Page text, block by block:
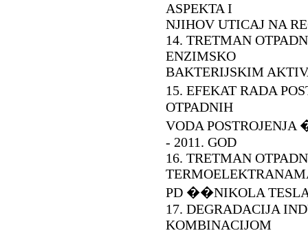
ASPEKTA I
NJIHOV UTICAJ NA
14. TRETMAN
ENZIMSKO
BAKTERIJSKIM
15. EFEKAT RADA
OTPADNIH
VODA
- 2011. GOD
16. TRETMAN
PD ��NIKOLA
17. DEGRADACIJA
KOMBINACIJOM